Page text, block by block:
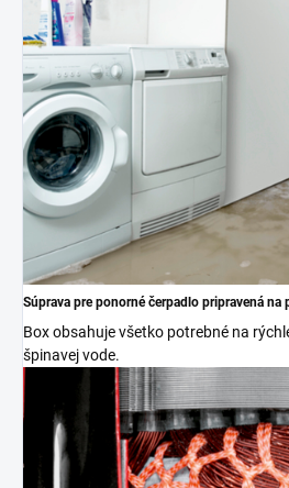
Súprava pre ponorné čerpadlo pripravená na
Box obsahuje všetko potrebné na
špinavej vode.